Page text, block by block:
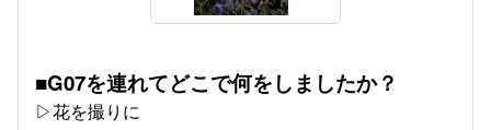
■G07を連れてどこで何をしましたか？
▷花を撮りに